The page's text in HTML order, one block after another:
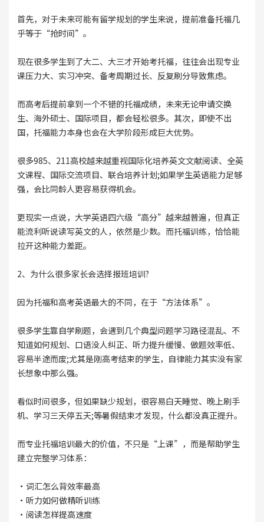
首先，对于未来可能有留学规划的学生来说，提前准备托福几
乎等于“抢时间”。
现在很多学生到了大二、大三才开始考托福，往往会出现专业
课压力大、实习冲突、备考周期过长、反复刷分导致焦虑。
而高考后提前拿到一个不错的托福成绩，未来无论申请交换
生、海外硕士、国际项目，都会轻松很多。其次，即使不出
国，托福能力本身也会在大学阶段形成巨大优势。
很多985、211高校越来越重视国际化培养英文文献阅读、全英
文课程、国际交流项目、联合培养计划;如果学生英语能力足够
强，会比同龄人更容易获得机会。
更现实一点说，大学英语四六级“高分”越来越普遍，但真正
能流利听说读写英文的人，依然是少数。而托福训练，恰恰能
拉开这种能力差距。
2、为什么很多家长会选择报班培训?
因为托福和高考英语最大的不同，在于“方法体系”。
很多学生靠自学刷题，会遇到几个典型问题学习路径混乱、不
知道如何规划、口语没人纠正、听力提升缓慢、做题效率低、
容易半途而废;尤其是刚高考结束的学生，自律能力其实没有家
长想象中那么强。
看似时间很多，但如果缺少规划，很容易白天睡觉、晚上刷手
机、学习三天停五天;等暑假结束才发现，什么都没真正提升。
而专业托福培训最大的价值，不只是“上课”，而是帮助学生
建立完整学习体系：
·词汇怎么背效率最高
·听力如何做精听训练
·阅读怎样提高速度